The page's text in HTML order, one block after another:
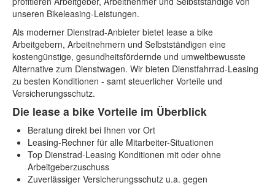
unseren Bikeleasing-Leistungen.
Als moderner Dienstrad-Anbieter bietet lease a bike
Arbeitgebern, Arbeitnehmern und Selbstständigen eine
kostengünstige, gesundheitsfördernde und umweltbewusste
Alternative zum Dienstwagen. Wir bieten Dienstfahrrad-Leasing
zu besten Konditionen - samt steuerlicher Vorteile und
Versicherungsschutz.
Die lease a bike Vorteile im Überblick
Beratung direkt bei Ihnen vor Ort
Leasing-Rechner für alle Mitarbeiter-Situationen
Top Dienstrad-Leasing Konditionen mit oder ohne
Arbeitgeberzuschuss
Zuverlässiger Versicherungsschutz u.a. gegen